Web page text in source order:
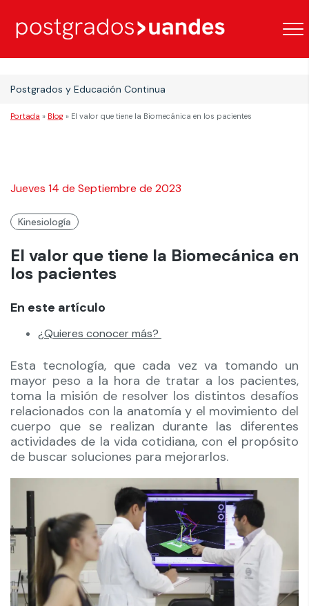
Postgrados y Educación Continua
Portada » Blog » El valor que tiene la Biomecánica en los pacientes
Jueves 14 de Septiembre de 2023
Kinesiología
El valor que tiene la Biomecánica en
los pacientes
En este artículo
¿Quieres conocer más?
Esta tecnología, que cada vez va tomando un
mayor peso a la hora de tratar a los pacientes,
toma la misión de resolver los distintos desafíos
relacionados con la anatomía y el movimiento del
cuerpo que se realizan durante las diferentes
actividades de la vida cotidiana, con el propósito
de buscar soluciones para mejorarlos.